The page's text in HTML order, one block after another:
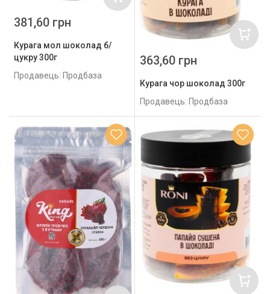
Курага мол шоколад б/
цукру 300г
Продавець: Продбаза
381,60 грн
Курага чор шоколад 300г
Продавець: Продбаза
363,60 грн